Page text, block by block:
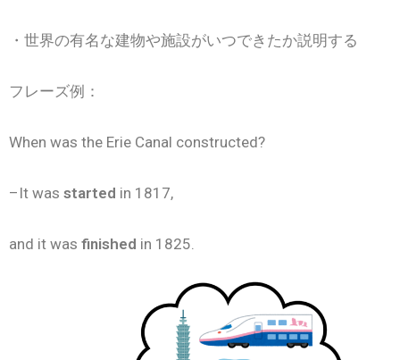
・世界の有名な建物や施設がいつできたか説明する
フレーズ例：
When was the Erie Canal constructed?
– It was started in 1817,
and it was finished in 1825.